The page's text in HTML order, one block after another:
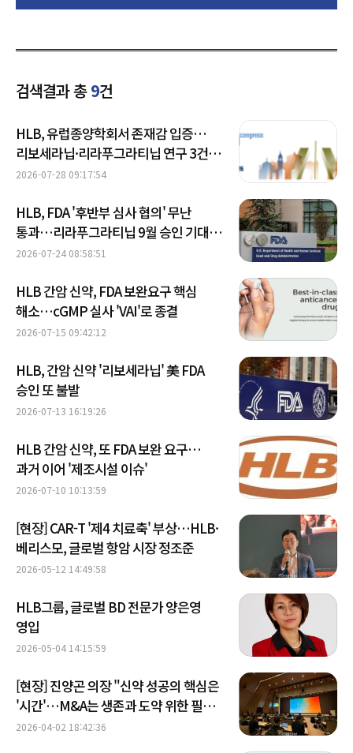
검색결과 총9건
HLB, 유럽종양학회서 존재감 입증…
리보세라닙·리라푸그라티닙 연구 3건
채택
2026-07-28 09:17:54
HLB, FDA '후반부 심사 협의' 무난
통과…리라푸그라티닙 9월 승인 기대감
↑
2026-07-24 08:58:51
HLB 간암 신약, FDA 보완요구 핵심
해소…cGMP 실사 'VAI'로 종결
2026-07-15 09:42:12
HLB, 간암 신약 '리보세라닙' 美 FDA
승인 또 불발
2026-07-13 16:19:26
HLB 간암 신약, 또 FDA 보완 요구…
과거 이어 '제조시설 이슈'
2026-07-10 10:13:59
[현장] CAR-T '제4 치료축' 부상…HLB·
베리스모, 글로벌 항암 시장 정조준
2026-05-12 14:49:58
HLB그룹, 글로벌 BD 전문가 양은영
영입
2026-05-04 14:15:59
[현장] 진양곤 의장 "신약 성공의 핵심은
'시간'…M&A는 생존과 도약 위한 필승
전략"
2026-04-02 18:42:36